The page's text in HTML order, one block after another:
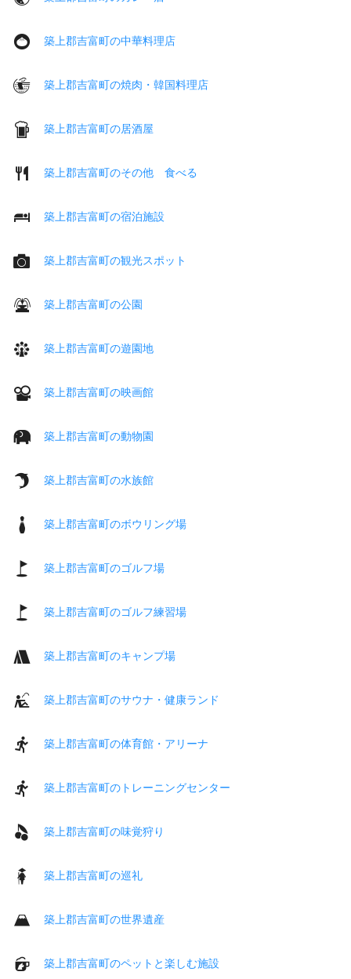
築上郡吉富町の中華料理店
築上郡吉富町の焼肉・韓国料理店
築上郡吉富町の居酒屋
築上郡吉富町のその他 食べる
築上郡吉富町の宿泊施設
築上郡吉富町の観光スポット
築上郡吉富町の公園
築上郡吉富町の遊園地
築上郡吉富町の映画館
築上郡吉富町の動物園
築上郡吉富町の水族館
築上郡吉富町のボウリング場
築上郡吉富町のゴルフ場
築上郡吉富町のゴルフ練習場
築上郡吉富町のキャンプ場
築上郡吉富町のサウナ・健康ランド
築上郡吉富町の体育館・アリーナ
築上郡吉富町のトレーニングセンター
築上郡吉富町の味覚狩り
築上郡吉富町の巡礼
築上郡吉富町の世界遺産
築上郡吉富町のペットと楽しむ施設